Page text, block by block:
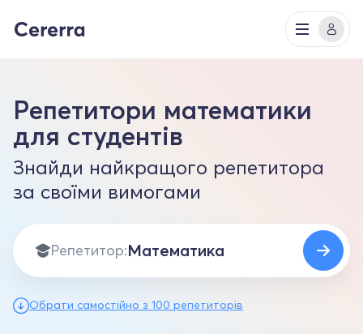
Репетитори математики
для студентів
Знайди найкращого репетитора
за своїми вимогами
Репетитор:
Обрати самостійно з 100 репетиторів